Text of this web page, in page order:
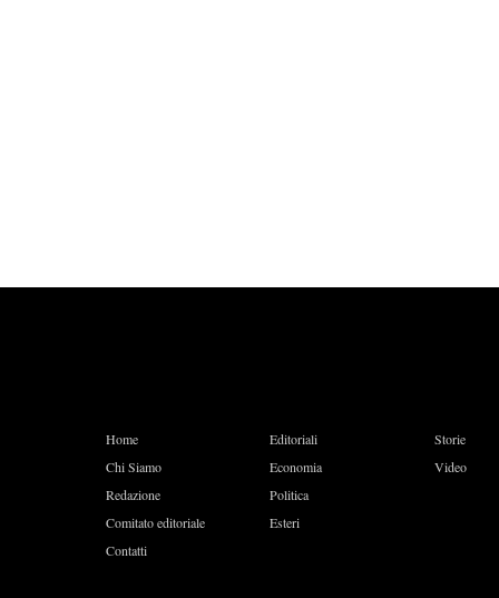
Home
Chi Siamo
Redazione
Comitato editoriale
Contatti
Editoriali
Economia
Politica
Esteri
Storie
Video